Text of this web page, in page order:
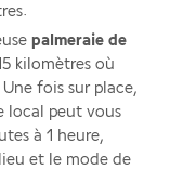
palmeraie de
kilomètres où
fois sur place,
local peut vous
à 1 heure,
et le mode de